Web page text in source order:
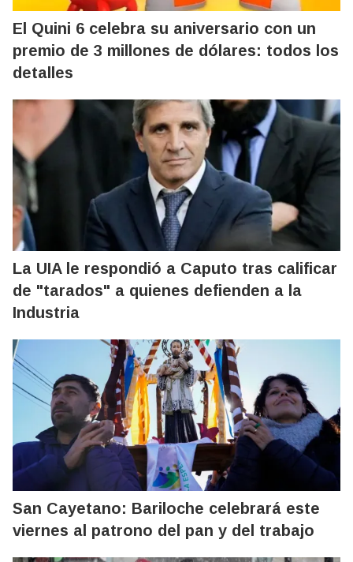
El Quini 6 celebra su aniversario con un
premio de 3 millones de dólares: todos los
detalles
La UIA le respondió a Caputo tras calificar
de "tarados" a quienes defienden a la
Industria
San Cayetano: Bariloche celebrará este
viernes al patrono del pan y del trabajo